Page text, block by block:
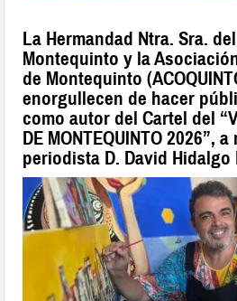
La Hermandad Ntra. Sra.
Montequinto y la
de Montequinto
enorgullecen de hacer
como autor del Cartel del
DE MONTEQUINTO 2026”,
periodista D. David Hidalgo